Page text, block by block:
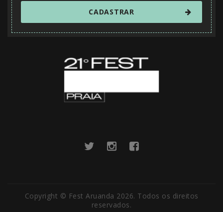
Copyright © Fest Aruanda 2026. Todos os direitos
reservados.